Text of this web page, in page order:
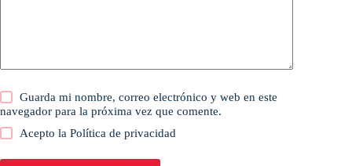
Guarda mi nombre, correo electrónico y web en este
navegador para la próxima vez que comente.
Acepto laPolítica de privacidad